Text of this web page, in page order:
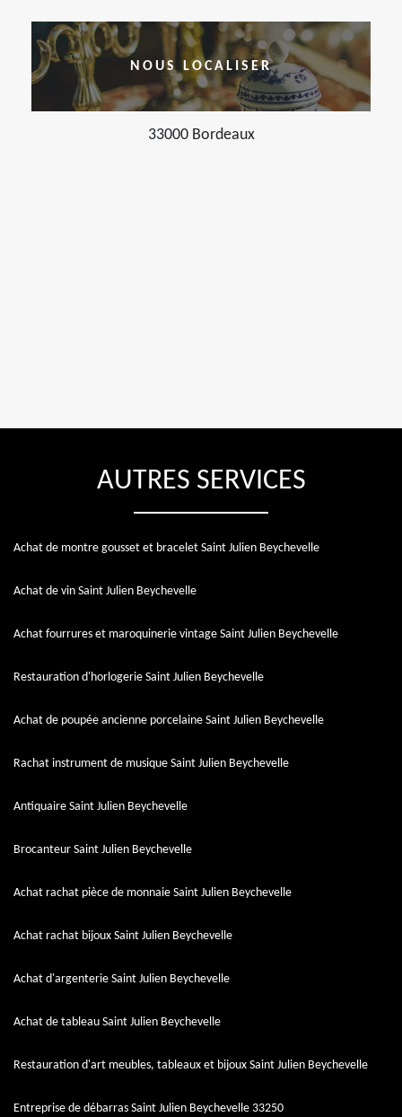
NOUS LOCALISER
33000 Bordeaux
AUTRES SERVICES
Achat de montre gousset et bracelet Saint Julien Beychevelle
Achat de vin Saint Julien Beychevelle
Achat fourrures et maroquinerie vintage Saint Julien Beychevelle
Restauration d'horlogerie Saint Julien Beychevelle
Achat de poupée ancienne porcelaine Saint Julien Beychevelle
Rachat instrument de musique Saint Julien Beychevelle
Antiquaire Saint Julien Beychevelle
Brocanteur Saint Julien Beychevelle
Achat rachat pièce de monnaie Saint Julien Beychevelle
Achat rachat bijoux Saint Julien Beychevelle
Achat d'argenterie Saint Julien Beychevelle
Achat de tableau Saint Julien Beychevelle
Restauration d'art meubles, tableaux et bijoux Saint Julien Beychevelle
Entreprise de débarras Saint Julien Beychevelle 33250